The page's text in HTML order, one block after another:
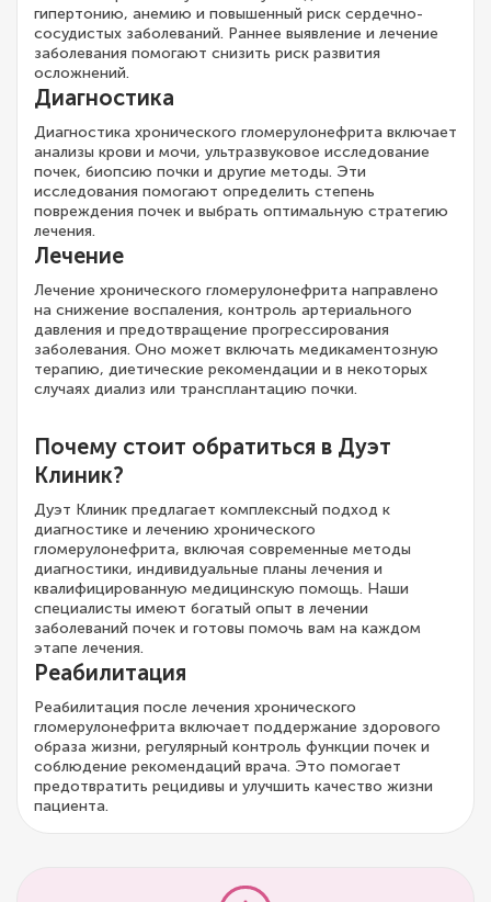
гипертонию, анемию и повышенный риск сердечно-
сосудистых заболеваний. Раннее выявление и лечение
заболевания помогают снизить риск развития
осложнений.
Диагностика
Диагностика хронического гломерулонефрита включает
анализы крови и мочи, ультразвуковое исследование
почек, биопсию почки и другие методы. Эти
исследования помогают определить степень
повреждения почек и выбрать оптимальную стратегию
лечения.
Лечение
Лечение хронического гломерулонефрита направлено
на снижение воспаления, контроль артериального
давления и предотвращение прогрессирования
заболевания. Оно может включать медикаментозную
терапию, диетические рекомендации и в некоторых
случаях диализ или трансплантацию почки.
Почему стоит обратиться в Дуэт
Клиник?
Дуэт Клиник предлагает комплексный подход к
диагностике и лечению хронического
гломерулонефрита, включая современные методы
диагностики, индивидуальные планы лечения и
квалифицированную медицинскую помощь. Наши
специалисты имеют богатый опыт в лечении
заболеваний почек и готовы помочь вам на каждом
этапе лечения.
Реабилитация
Реабилитация после лечения хронического
гломерулонефрита включает поддержание здорового
образа жизни, регулярный контроль функции почек и
соблюдение рекомендаций врача. Это помогает
предотвратить рецидивы и улучшить качество жизни
пациента.